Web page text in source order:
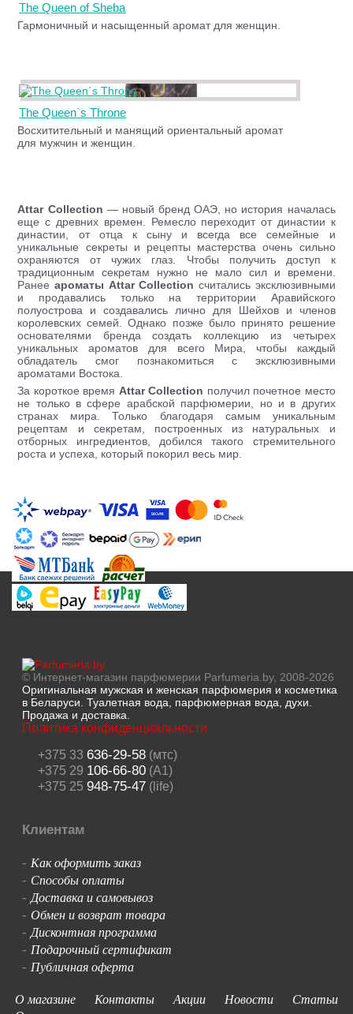
The Queen of Sheba
Гармоничный и насыщенный аромат для женщин.
The Queen`s Throne
Восхитительный и манящий ориентальный аромат
для мужчин и женщин.
Attar Collection — новый бренд ОАЭ, но история началась
еще с древних времен. Ремесло переходит от династии к
династии, от отца к сыну и всегда все семейные и
уникальные секреты и рецепты мастерства очень сильно
охраняются от чужих глаз. Чтобы получить доступ к
традиционным секретам нужно не мало сил и времени.
Ранееароматы Attar Collection считались эксклюзивными
и продавались только на территории Аравийского
полуострова и создавались лично для Шейхов и членов
королевских семей. Однако позже было принято решение
основателями бренда создать коллекцию из четырех
уникальных ароматов для всего Мира, чтобы каждый
обладатель смог познакомиться с эксклюзивными
ароматами Востока.
За короткое время Attar Collection получил почетное место
не только в сфере арабской парфюмерии, но и в других
странах мира. Только благодаря самым уникальным
рецептам и секретам, построенных из натуральных и
отборных ингредиентов, добился такого стремительного
роста и успеха, который покорил весь мир.
© Интернет-магазин парфюмерии Parfumeria.by, 2008-2026
Оригинальная мужская и женская парфюмерия и косметика
в Беларуси. Туалетная вода, парфюмерная вода, духи.
Продажа и доставка.
Политика конфиденциальности
+375 33 636-29-58(мтс)
+375 29 106-66-80(A1)
+375 25 948-75-47(life)
Клиентам
- Как оформить заказ
- Способы оплаты
-Доставка и самовывоз
- Обмен и возврат товара
-Дисконтная программа
- Подарочный сертификат
- Публичная оферта
О магазине
Контакты Акции Новости
Статьи